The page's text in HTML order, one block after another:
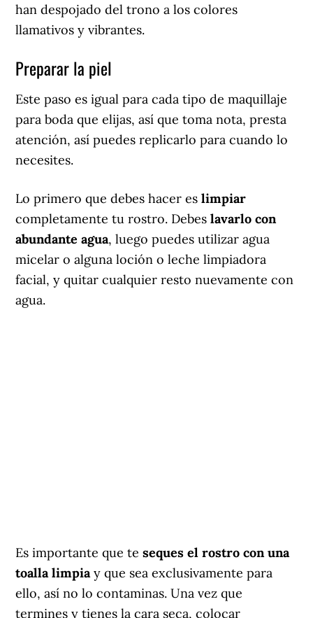
han despojado del trono a los colores
llamativos y vibrantes.
Preparar la piel
Este paso es igual para cada tipo de maquillaje
para boda que elijas, así que toma nota, presta
atención, así puedes replicarlo para cuando lo
necesites.
Lo primero que debes hacer eslimpiar
completamente tu rostro. Debeslavarlo con
abundante agua, luego puedes utilizar agua
micelar o alguna loción o leche limpiadora
facial, y quitar cualquier resto nuevamente con
agua.
Es importante que teseques el rostro con una
toalla limpiay que sea exclusivamente para
ello, así no lo contaminas. Una vez que
termines y tienes la cara seca, colocar